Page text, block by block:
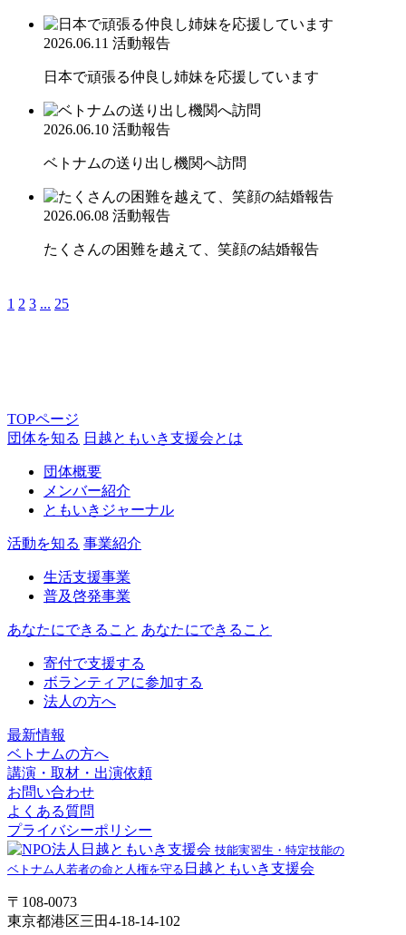
2026.06.11 活動報告
日本で頑張る仲良し姉妹を応援しています
2026.06.10 活動報告
ベトナムの送り出し機関へ訪問
2026.06.08 活動報告
たくさんの困難を越えて、笑顔の結婚報告
1 2 3 ... 25
TOPページ
団体を知る 日越ともいき支援会とは
団体概要
メンバー紹介
ともいきジャーナル
活動を知る 事業紹介
生活支援事業
普及啓発事業
あなたにできること あなたにできること
寄付で支援する
ボランティアに参加する
法人の方へ
最新情報
ベトナムの方へ
講演・取材・出演依頼
お問い合わせ
よくある質問
プライバシーポリシー
技能実習生・特定技能の
ベトナム人若者の命と人権を守る 日越ともいき支援会
〒108-0073
東京都港区三田4-18-14-102